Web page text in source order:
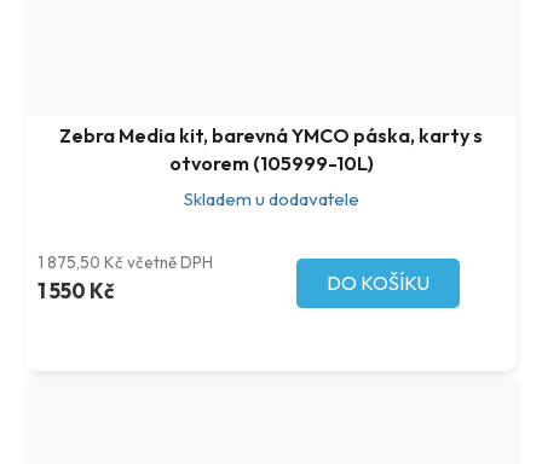
Zebra Media kit, barevná YMCO páska, karty s
otvorem (105999-10L)
Skladem u dodavatele
1 875,50 Kč včetně DPH
1 550 Kč DO KOŠÍKU